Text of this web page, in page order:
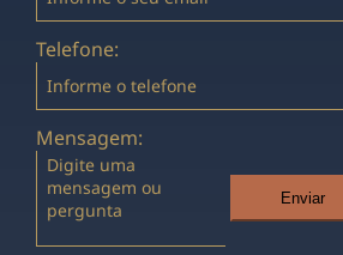
Telefone:
Mensagem:
Enviar